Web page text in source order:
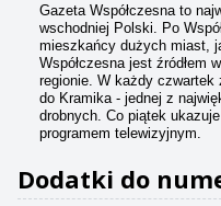
Gazeta Współczesna to
wschodniej Polski. Po
mieszkańcy dużych miast,
Współczesna jest źródłem
regionie. W każdy
do Kramika - jednej z
drobnych. Co piątek
programem telewizyjnym.
Dodatki do